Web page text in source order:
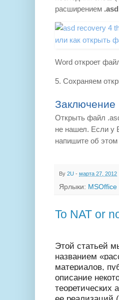
расширением .asd
Word откроет
5. Сохраняем
Заключение
Открыть файл
не нашел. Если у
напишите об
By 2U - марта 27, 2012
Ярлыки: MSOffice
To NAT or
Этой статьей
названием
материалов,
описание
теоретических